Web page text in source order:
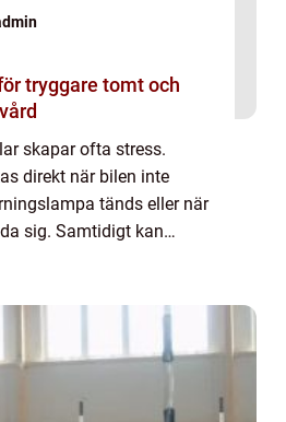
tryggare tomt och
skapar ofta stress.
direkt när bilen inte
tänds eller när
sig. Samtidigt kan